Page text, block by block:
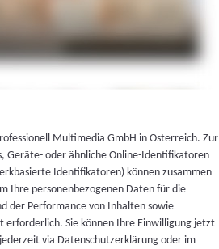
Multimedia GmbH in Österreich. Zur
Geräte- oder ähnliche Online-Identifikatoren
Identifikatoren) können zusammen
Ihre personenbezogenen Daten für die
der Performance von Inhalten sowie
erforderlich. Sie können Ihre Einwilligung jetzt
via Datenschutzerklärung oder im